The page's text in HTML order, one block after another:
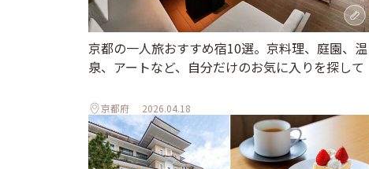
京都の一人旅おすすめ宿10選。京料理、庭園、温
泉、アートなど、自分だけのお気に入りを探して
京都府 2026.04.18